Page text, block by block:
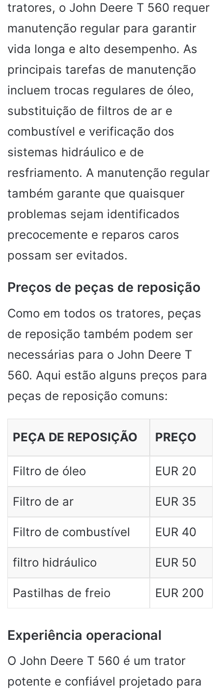
tratores, o John Deere T 560 requer
manutenção regular para garantir
vida longa e alto desempenho. As
principais tarefas de manutenção
incluem trocas regulares de óleo,
substituição de filtros de ar e
combustível e verificação dos
sistemas hidráulico e de
resfriamento. A manutenção regular
também garante que quaisquer
problemas sejam identificados
precocemente e reparos caros
possam ser evitados.
Preços de peças de reposição
Como em todos os tratores, peças
de reposição também podem ser
necessárias para o John Deere T
560. Aqui estão alguns preços para
peças de reposição comuns:
PEÇA DE REPOSIÇÃO PREÇO
Filtro de óleo EUR 20
Filtro de ar EUR 35
Filtro de combustível EUR 40
filtro hidráulico EUR 50
Pastilhas de freio EUR 200
Experiência operacional
O John Deere T 560 é um trator
potente e confiável projetado para